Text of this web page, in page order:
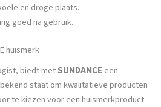
en droge plaats.
goed na gebruik.
huismerk
biedt metSUNDANCE een
staat om kwalitatieve producten
te kiezen voor een huismerkproduct